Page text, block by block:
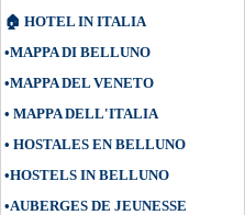
🏠 HOTEL IN ITALIA
•MAPPA DI BELLUNO
•MAPPA DEL VENETO
• MAPPA DELL'ITALIA
• HOSTALES EN BELLUNO
•HOSTELS IN BELLUNO
•AUBERGES DE JEUNESSE